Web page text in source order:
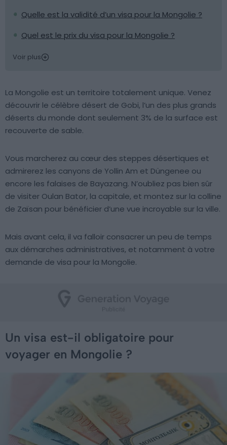
Quelle est la validité d’un visa pour la Mongolie ?
Quel est le prix du visa pour la Mongolie ?
Voir plus
La Mongolie est un territoire totalement unique. Venez
découvrir le célèbre désert de Gobi, l’un des plus grands
déserts du monde dont seulement 3% de la surface est
recouverte de sable.
Vous marcherez au cœur des steppes désertiques et
admirerez les canyons de Yollin Am et Düngenee ou
encore les falaises de Bayazang. N’oubliez pas bien sûr
de visiter Oulan Bator, la capitale, et montez sur la colline
de Zaïsan pour bénéficier d’une vue incroyable sur la ville.
Mais avant cela, il va falloir consacrer un peu de temps
aux démarches administratives, et notamment à votre
demande de visa pour la Mongolie.
Un visa est-il obligatoire pour
voyager en Mongolie ?